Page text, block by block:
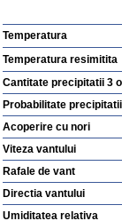
Temperatura
Temperatura resimitita
Cantitate precipitatii 3
Probabilitate precipitatii
Acoperire cu nori
Viteza vantului
Rafale de vant
Directia vantului
Umiditatea relativa